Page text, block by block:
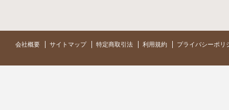
会社概要 サイトマップ 特定商取引法 利用規約 プライバシーポリ